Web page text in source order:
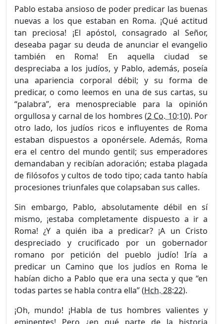
Pablo estaba ansioso de poder predicar las buenas
nuevas a los que estaban en Roma. ¡Qué actitud
tan preciosa! ¡El apóstol, con­sagrado al Señor,
deseaba pagar su deuda de anunciar el evangelio
también en Roma! En aquella ciudad se
despreciaba a los judíos, y Pablo, además, poseía
una apariencia corporal débil; y su forma de
predicar, o como leemos en una de sus cartas, su
“palabra”, era menospreciable para la opinión
orgullosa y carnal de los hombres (2 Co. 10:10). Por
otro lado, los judíos ricos e influyentes de Roma
estaban dispuestos a oponérsele. Además, Roma
era el centro del mundo gentil; sus emperadores
demandaban y recibían adoración; estaba plagada
de filósofos y cultos de todo tipo; cada tanto había
procesiones triunfales que colapsaban sus calles.
Sin embargo, Pablo, absolutamente débil en sí
mismo, ¡estaba completamente dispuesto a ir a
Roma! ¿Y a quién iba a predicar? ¡A un Cristo
despreciado y crucificado por un gobernador
romano por petición del pueblo judío! Iría a
predicar un Camino que los judíos en Roma le
habían dicho a Pablo que era una secta y que “en
todas partes se habla contra ella” (Hch. 28:22).
¡Oh, mundo! ¡Habla de tus hombres valientes y